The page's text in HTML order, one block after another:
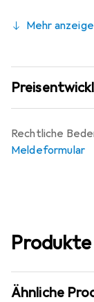
Mehr
Rechtliche
Meldeformular
Ähnliche